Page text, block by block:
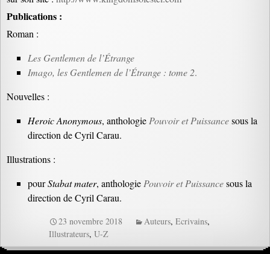
Publications :
Roman :
Les Gentlemen de l’Étrange
Imago, les Gentlemen de l’Étrange : tome 2.
Nouvelles :
Heroic Anonymous, anthologie Pouvoir et Puissancesous la
direction de Cyril Carau.
Illustrations :
pourStabat mater, anthologie Pouvoir et Puissancesous la
direction de Cyril Carau.
23 novembre 2018 Auteurs,Ecrivains,
Illustrateurs,U-Z